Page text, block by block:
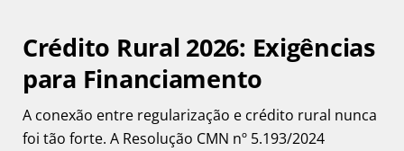
Crédito Rural 2026: Exigências
para Financiamento
A conexão entre regularização e crédito rural nunca
foi tão forte. A Resolução CMN nº 5.193/2024